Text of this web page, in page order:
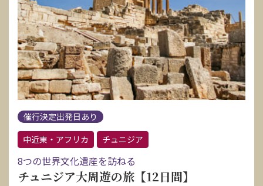
催行決定出発日あり
中近東・アフリカ
チュニジア
8つの世界文化遺産を訪ねる
チュニジア大周遊の旅【12日間】